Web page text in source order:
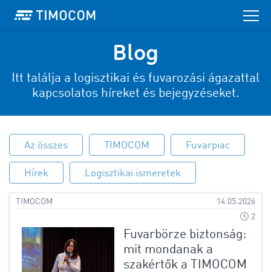
Blog
Itt találja a logisztikai és fuvarozási ágazattal
kapcsolatos híreket és bejegyzéseket.
Az összes TIMOCOM Fuvarpiac
Hírek Logisztikai ismeretek
TIMOCOM
14.05.2026
2
Fuvarbörze biztonság:
mit mondanak a
szakértők a TIMOCOM